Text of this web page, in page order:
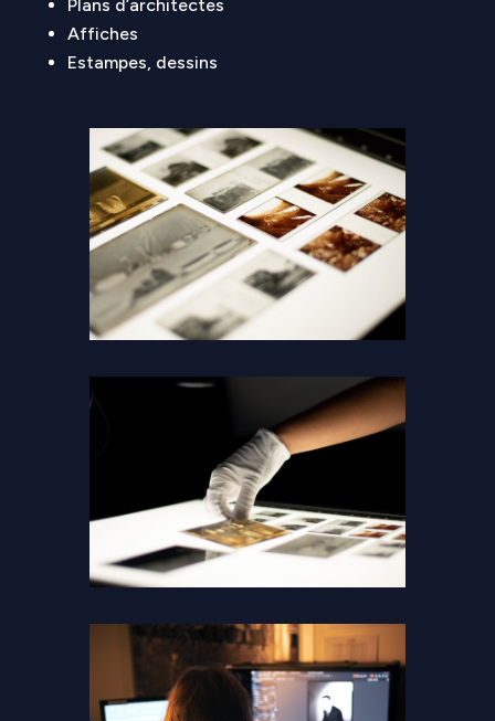
Plans d’architectes
Affiches
Estampes, dessins